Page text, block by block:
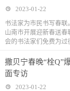
2023-01-22
书法家为市民书写春联
山南市开展迎新春送
会的书法家们免费为过
撒贝宁春晚“栓Q”
面专访
2023-01-22